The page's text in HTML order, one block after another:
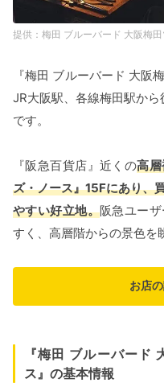
梅田 ブルーバード 大阪梅
『梅田 ブルーバード 大阪
JR大阪駅、各線梅田駅か
です。
『阪急百貨店』近くの高
ズ・ノース』15Fにあり、
やすい好立地。阪急ユー
すく、高層階からの景色を
お店
『梅田 ブルーバード
ス』の基本情報